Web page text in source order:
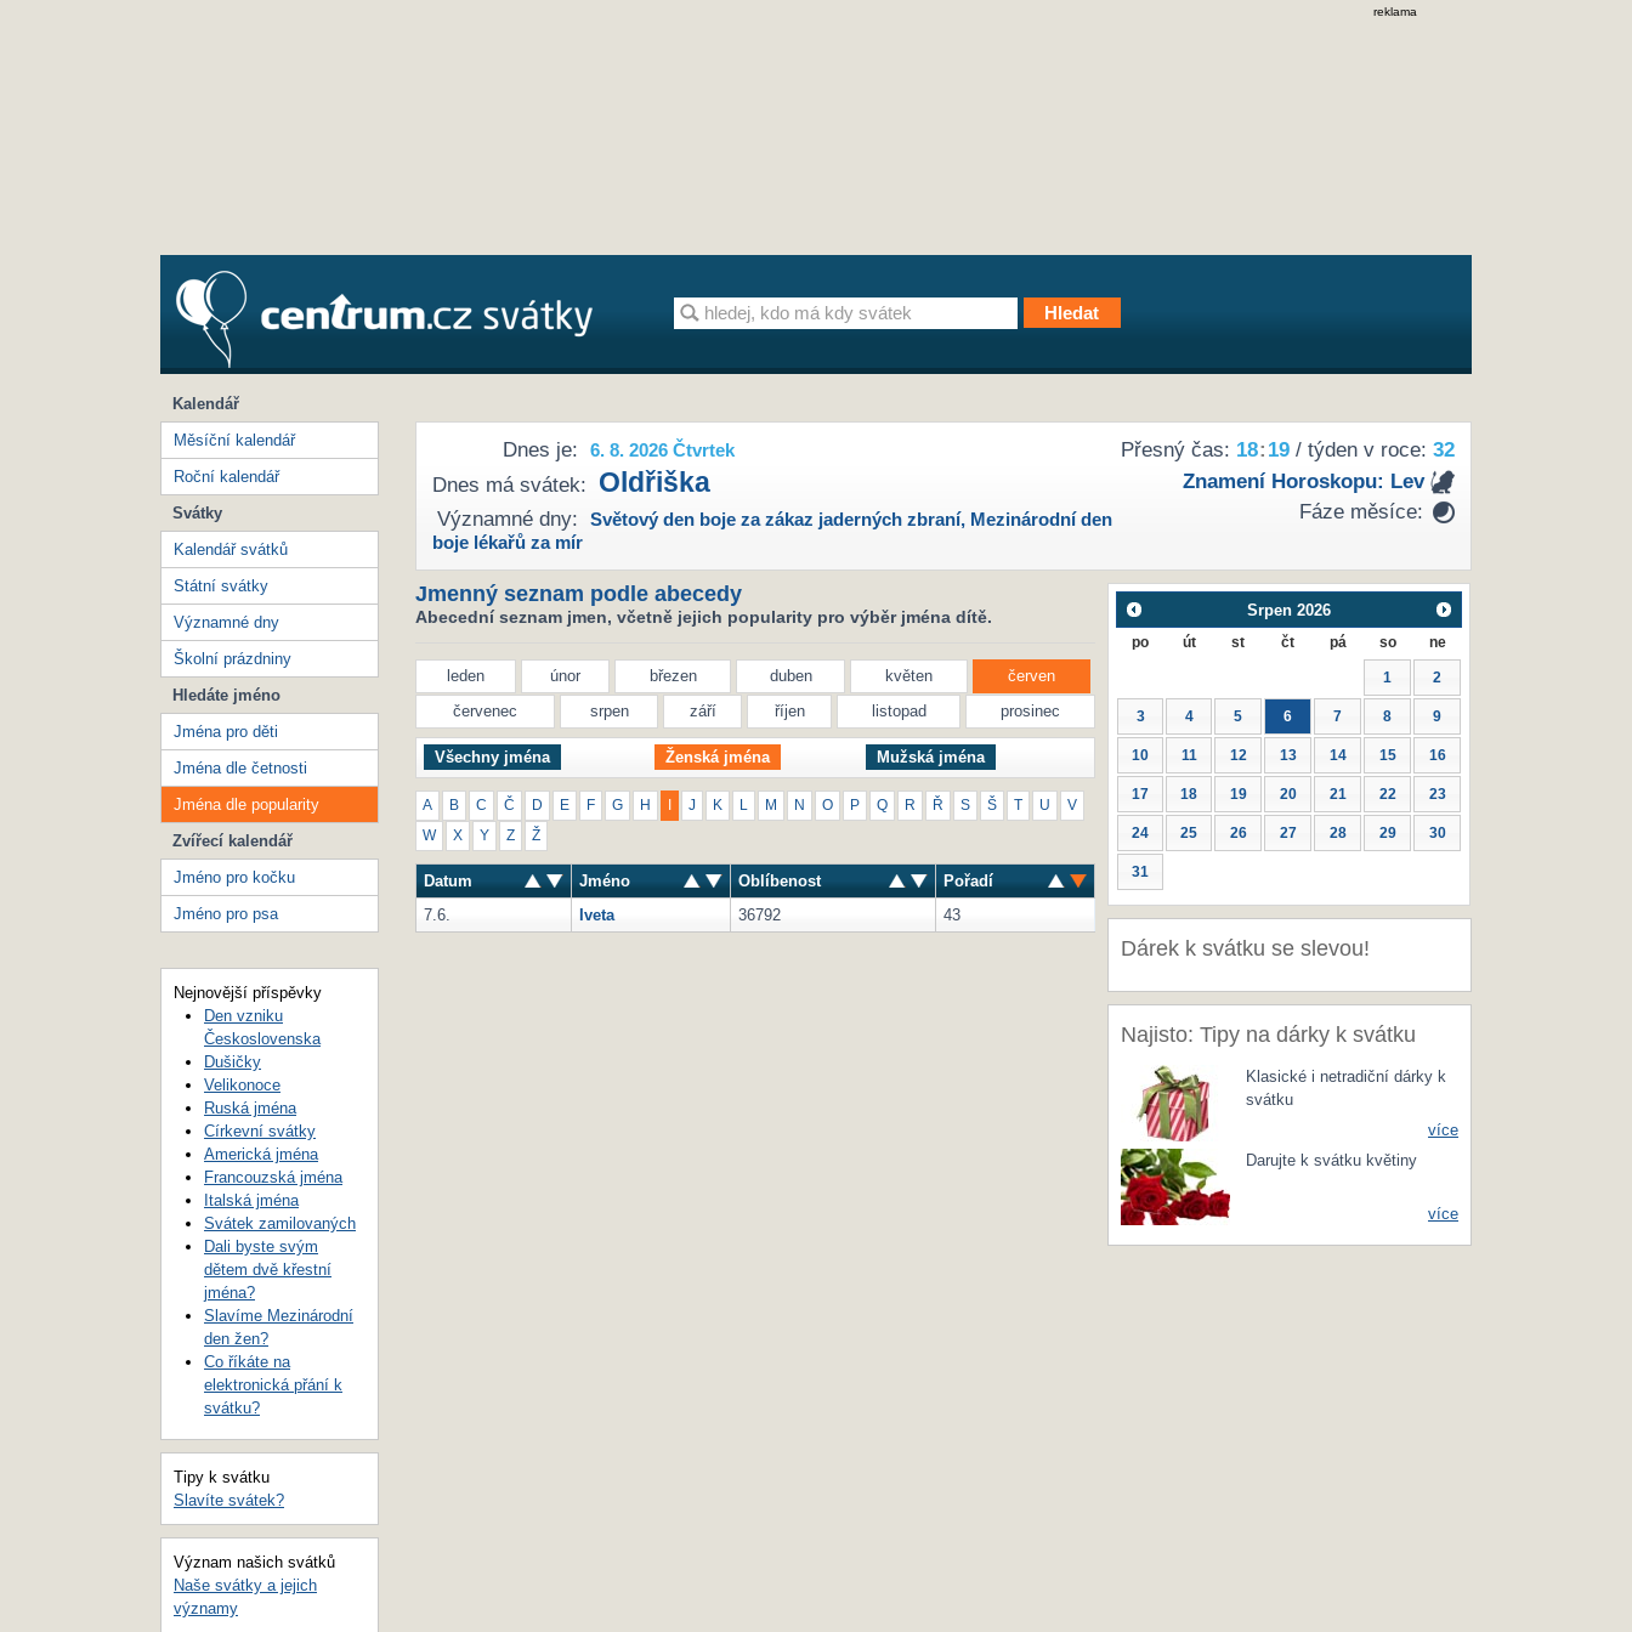
reklama
Přesný čas: 18: 19/ týden v roce: 32
Znamení Horoskopu: Lev
Fáze měsíce:
Dnes je: 6. 8. 2026 Čtvrtek
Dnes má svátek: Oldřiška
Významné dny: Světový den boje za zákaz jaderných zbraní, Mezinárodní den
boje lékařů za mír
Jmenný seznam podle abecedy
Abecední seznam jmen, včetně jejich popularity pro výběr jména dítě.
leden únor březen duben květen
červen
červenec
srpen září říjen listopad prosinec
Všechny jména Ženská jména Mužská jména
A B C Č D E F G H J K M N O P Q R Ř S Š T U V
W X Y Z Ž
Datum Jméno Oblíbenost
Pořadí
7.6.
Iveta 36792 43
Srpen 2026
po út st čt pá so ne
1 2
3 4 5 6 7 8 9
10 11 12 13 14 15 16
17 18 19 20 21 22 23
24 25 26 27 28 29 30
31
Dárek k svátku se slevou!
Najisto: Tipy na dárky k svátku
Klasické i netradiční dárky k
svátku
více
Darujte k svátku květiny
více
Kalendář
Měsíční kalendář
Roční kalendář
Svátky
Kalendář svátků
Státní svátky
Významné dny
Školní prázdniny
Hledáte jméno
Jména pro děti
Jména dle četnosti
Jména dle popularity
Zvířecí kalendář
Jméno pro kočku
Jméno pro psa
Nejnovější příspěvky
Den vzniku
Československa
Dušičky
Velikonoce
Ruská jména
Církevní svátky
Americká jména
Francouzská jména
Italská jména
Svátek zamilovaných
Dali byste svým
dětem dvě křestní
jména?
Slavíme Mezinárodní
den žen?
Co říkáte na
elektronická přání k
svátku?
Tipy k svátku
Slavíte svátek?
Význam našich svátků
Naše svátky a jejich
významy